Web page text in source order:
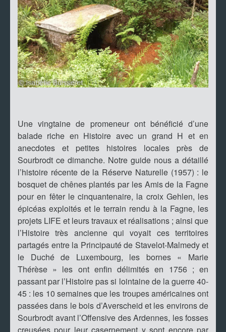
Une vingtaine de promeneur ont bénéficié d’une
balade riche en Histoire avec un grand H et en
anecdotes et petites histoires locales près de
Sourbrodt ce dimanche. Notre guide nous a détaillé
l’histoire récente de la Réserve Naturelle (1957) : le
bosquet de chênes plantés par les Amis de la Fagne
pour en fêter le cinquantenaire, la croix Gehlen, les
épicéas exploités et le terrain rendu à la Fagne, les
projets LIFE et leurs travaux et réalisations ; ainsi que
l’Histoire très ancienne qui voyait ces territoires
partagés entre la Principauté de Stavelot-Malmedy et
le Duché de Luxembourg, les bornes « Marie
Thérèse » les ont enfin délimités en 1756 ; en
passant par l’Histoire pas si lointaine de la guerre 40-
45 : les 10 semaines que les troupes américaines ont
passées dans le bois d’Averscheid et les environs de
Sourbrodt avant l’Offensive des Ardennes, les fosses